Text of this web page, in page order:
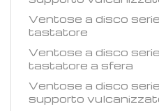
Ventose a disco
tastatore
Ventose a disco
tastatore a sfera
Ventose a disco
supporto